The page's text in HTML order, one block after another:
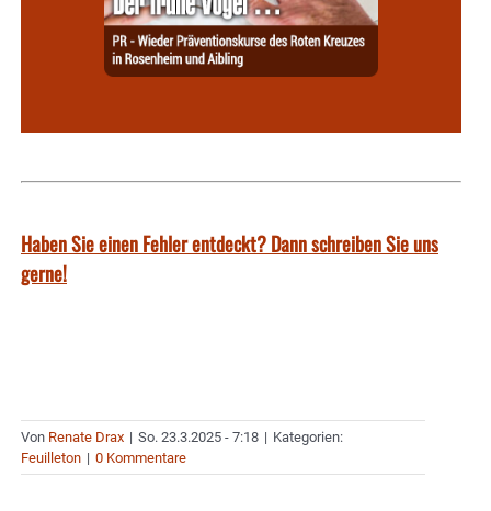
Haben Sie einen Fehler entdeckt? Dann schreiben Sie uns
gerne!
Von Renate Drax | So. 23.3.2025 - 7:18 | Kategorien:
Feuilleton | 0 Kommentare